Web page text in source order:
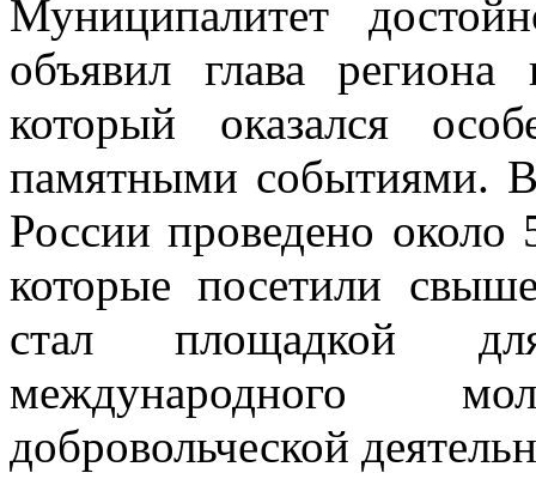
Муниципалитет
объявил глава
который оказался
памятными событиями.
России проведено
которые посетили
стал площадкой
международного
добровольческой